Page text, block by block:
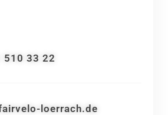
510 33 22
loerrach.de